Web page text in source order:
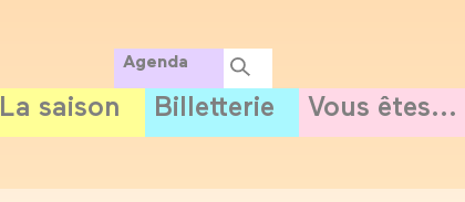
Agenda
La saison Billetterie Vous êtes...